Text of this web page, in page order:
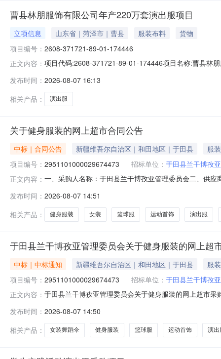
曹县林朋服饰有限公司年产220万套演出服项目
立项信息 山东省｜菏泽市｜曹县 服装布料
货物
项目编号： 2608-371721-89-01-174446
正文内容： 项目代码:2608-371721-89-01-174446项目名称:曹县林
发布时间： 2026-08-07 16:13
相关产品：
演出服
关于健身服装的网上超市合同公告
中标｜合同公告 新疆维吾尔自治区｜和田地区｜于田县
服
项目编号： 2951101000029674473 招标单位： 于田县兰干博孜
正文内容： 一、采购人名称：于田县兰干博孜亚管理委员会二、供
10.00606002军大衣手腕花无品牌手腕花件8.008643运
发布时间： 2026-08-07 14:51
相关产品：
健身服装 女装 篮球服 运动首饰 演出服
于田县兰干博孜亚管理委员会关于健身服装的网上超
中标｜中标通知 新疆维吾尔自治区｜和田地区｜于田县
服
项目编号： 2951101000029674473 招标单位： 于田县兰干博孜
正文内容： 于田县兰干博孜亚管理委员会关于健身服装的网上超市
区划编码:653226项目所在行政区划名称:新疆维吾尔自
发布时间： 2026-08-07 14:50
相关产品：
女装舞蹈伞 健身服装 篮球服 运动首饰 演出